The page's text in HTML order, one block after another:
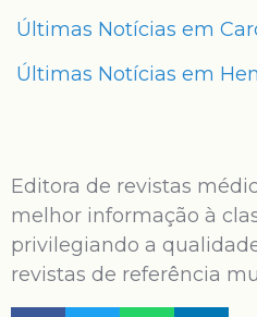
Últimas Notícias em
Últimas Notícias em
Editora de revistas
melhor informação à
privilegiando a
revistas de referência